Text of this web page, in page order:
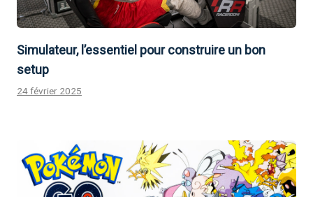
Simulateur, l’essentiel pour construire un bon
setup
24 février 2025